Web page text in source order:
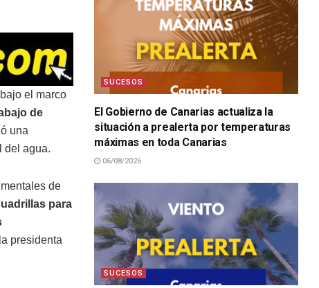
el marco
de
una
del agua.
de
para
presidenta
SUCESOS
El Gobierno de Canarias actualiza la
situación a prealerta por temperaturas
máximas en toda Canarias
06/08/2026
SUCESOS